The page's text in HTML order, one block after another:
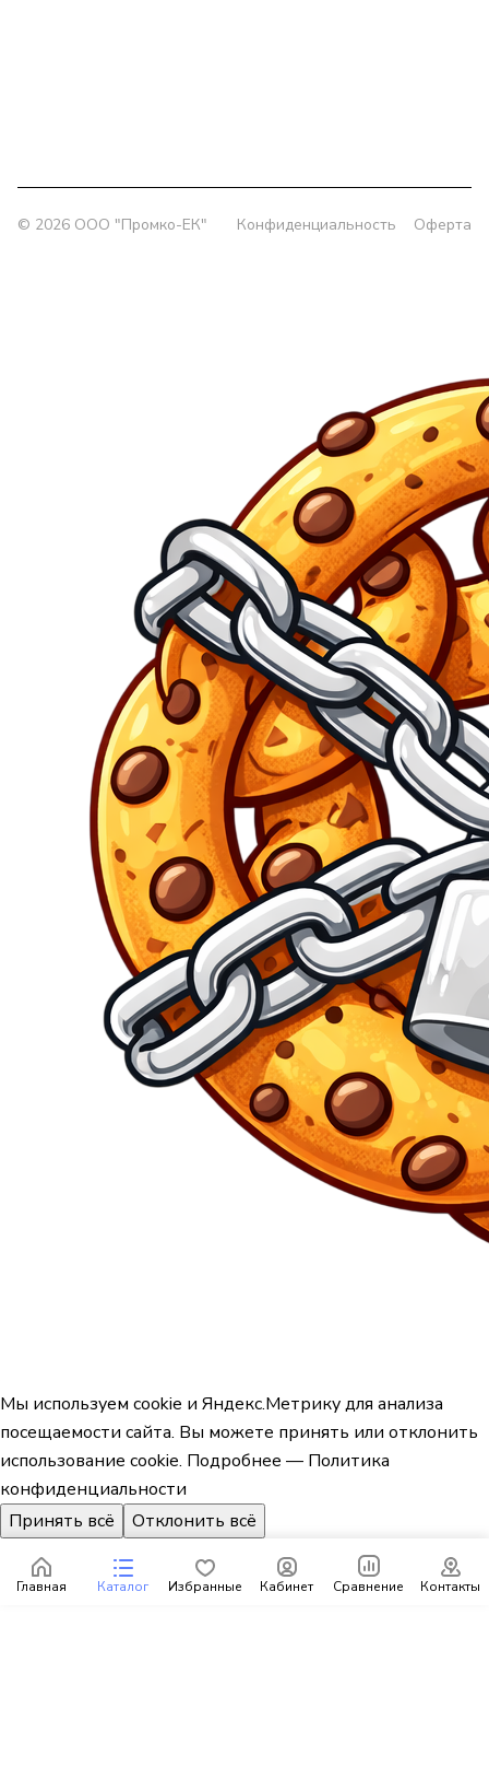
Главная Каталог Избранные Кабинет Сравнение Контакты
© 2026 OOO "Промко-ЕК" Конфиденциальность Оферта
Мы используем cookie и Яндекс.Метрику для анализа
посещаемости сайта. Вы можете принять или отклонить
использование cookie. Подробнее — Политика
конфиденциальности
Принять всё
Отклонить всё